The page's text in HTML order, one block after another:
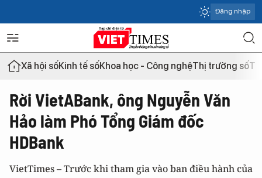
Đăng nhập
Xã hội sốKinh tế sốKhoa học - Công nghệThị trường số
Rời VietABank, ông Nguyễn Văn
Hảo làm Phó Tổng Giám đốc
HDBank
VietTimes – Trước khi tham gia vào ban điều hành của